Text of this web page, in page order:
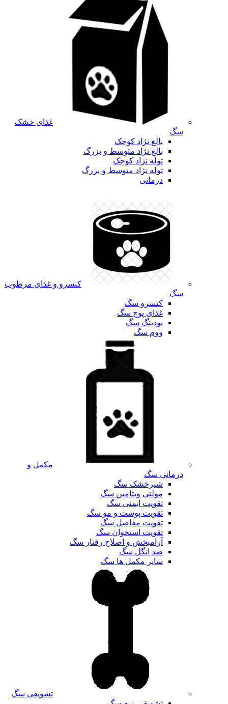
غذای خشک
سگ
بالغ نژاد کوچک
بالغ نژاد متوسط و بزرگ
توله نژاد کوچک
توله نژاد متوسط و بزرگ
درمانی
کنسرو و غذای مرطوب
سگ
کنسرو سگ
غذای پوچ سگ
پودینگ سگ
ووم سگ
مکمل و
درمانی سگ
شیرخشک سگ
مولتی ویتامین سگ
تقویت ایمنی سگ
تقویت پوست و مو سگ
تقویت مفاصل سگ
تقویت استخوان سگ
آرامبخش و اصلاح رفتار سگ
ضد انگل سگ
سایر مکمل ها سگ
تشویقی سگ